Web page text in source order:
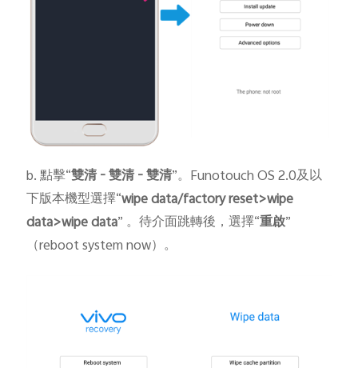
b. 點擊“雙清-雙清-雙清”。Funotouch OS 2.0及以
下版本機型選擇“wipe data/factory reset>wipe
data>wipe data” 。待介面跳轉後，選擇“重啟”
（reboot system now）。